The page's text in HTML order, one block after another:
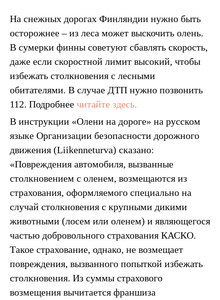
На снежных дорогах Финляндии нужно быть
осторожнее – из леса может выскочить олень.
В сумерки финны советуют сбавлять скорость,
даже если скоростной лимит высокий, чтобы
избежать столкновения с лесными
обитателями. В случае ДТП нужно позвонить
112. Подробнее читайте здесь.
В инструкции «Олени на дороге» на русском
языке Организации безопасности дорожного
движения (Liikenneturva) сказано:
«Повреждения автомобиля, вызванные
столкновением с оленем, возмещаются из
страхования, оформляемого специально на
случай столкновения с крупными дикими
животными (лосем или оленем) и являющегося
частью добровольного страхования КАСКО.
Такое страхование, однако, не возмещает
повреждения, вызванного попыткой избежать
столкновения. Из суммы страхового
возмещения вычитается франшиза